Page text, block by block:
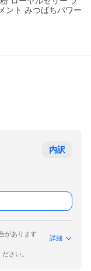
ント みつばちパワー
内訳
があります
詳細
さい。